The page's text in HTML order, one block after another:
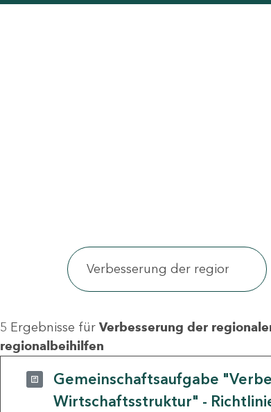
5 Ergebnisse für Verbesserung der
regionalbeihilfen
Gemeinschaftsaufgabe
Wirtschaftsstruktur" -